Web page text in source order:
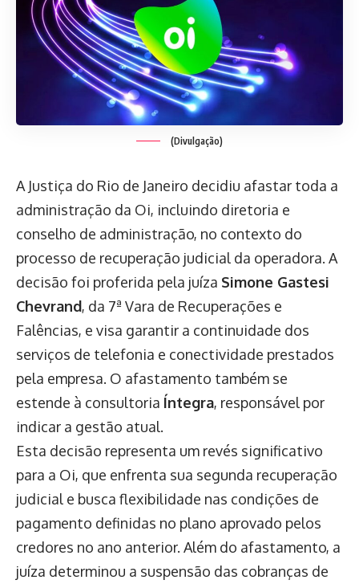
(Divulgação)
A Justiça do Rio de Janeiro decidiu afastar toda a
administração da Oi, incluindo diretoria e
conselho de administração, no contexto do
processo de recuperação judicial da operadora. A
decisão foi proferida pela juíza Simone Gastesi
Chevrand, da 7ª Vara de Recuperações e
Falências, e visa garantir a continuidade dos
serviços de telefonia e conectividade prestados
pela empresa. O afastamento também se
estende à consultoria Íntegra, responsável por
indicar a gestão atual.
Esta decisão representa um revés significativo
para a Oi, que enfrenta sua segunda recuperação
judicial e busca flexibilidade nas condições de
pagamento definidas no plano aprovado pelos
credores no ano anterior. Além do afastamento, a
juíza determinou a suspensão das cobranças de